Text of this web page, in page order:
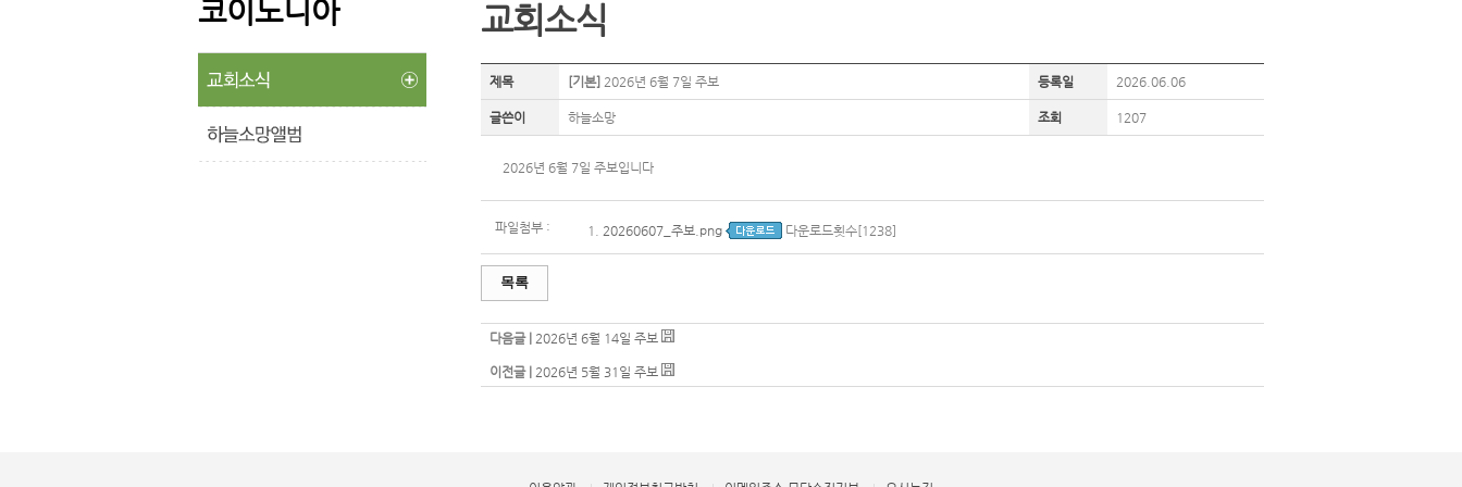
코이노니아 교회소식
제목 [기본] 2026년 6월 7일 주보 등록일 2026.06.06
글쓴이 하늘소망 조회 1207
2026년 6월 7일 주보입니다
파일첨부 : 1. 20260607_주보.png 다운로드횟수[1238]
목록
다음글 | 2026년 6월 14일 주보
이전글 | 2026년 5월 31일 주보